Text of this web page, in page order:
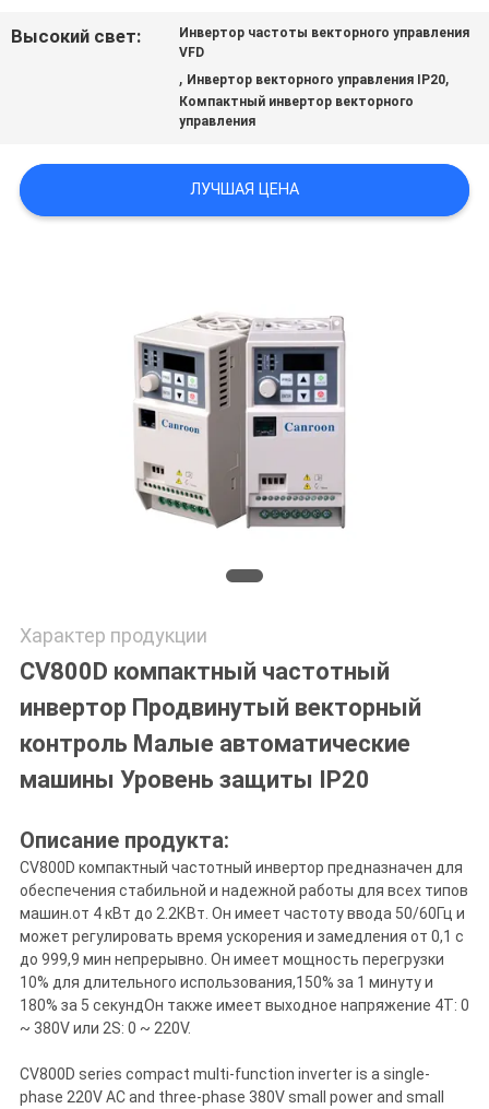
УЕДИНЕНИЯ
Высокий свет:
Инвертор частоты векторного управления
VFD
, Инвертор векторного управления IP20,
Компактный инвертор векторного
управления
ЛУЧШАЯ ЦЕНА
Характер продукции
CV800D компактный частотный
инвертор Продвинутый векторный
контроль Малые автоматические
машины Уровень защиты IP20
Описание продукта:
CV800D компактный частотный инвертор предназначен для
обеспечения стабильной и надежной работы для всех типов
машин.от 4 кВт до 2.2КВт. Он имеет частоту ввода 50/60Гц и
может регулировать время ускорения и замедления от 0,1 с
до 999,9 мин непрерывно. Он имеет мощность перегрузки
10% для длительного использования,150% за 1 минуту и
180% за 5 секундОн также имеет выходное напряжение 4T: 0
~ 380V или 2S: 0 ~ 220V.
CV800D series compact multi-function inverter is a single-
phase 220V AC and three-phase 380V small power and small